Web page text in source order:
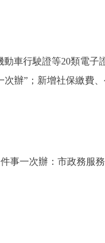
車行駛證等20類電子
次辦”；新增社保繳費
事一次辦：市政務服務